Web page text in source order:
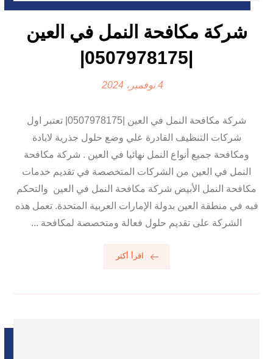
شركة مكافحة النمل في العين
|0507978175|
4 نوفمبر، 2024
شركة مكافحة النمل في العين |0507978175| تعتبر اول
شركات التنظيف القادرة علي وضع حلول جذرية لابادة
ومكافحة جميع أنواع النمل نهائيا في العين . شركة مكافحة
النمل في العين من الشركات المتخصصة في تقديم خدمات
مكافحة النمل الأبيض شركة مكافحة النمل في العين والتحكم
فيه في منطقة العين بدولة الإمارات العربية المتحدة. تعمل هذه
الشركة على تقديم حلول فعالة ومتخصصة لمكافحة ...
اقرأ أكثر